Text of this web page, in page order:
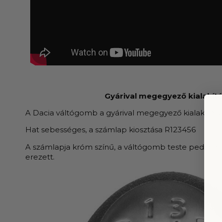
Gyárival megegyező
A Dacia váltógomb a gyárival megegyező kialakítású.
Hat sebességes, a számlap kiosztása R123456
A számlapja króm színű, a váltógomb teste pedig a
erezett.